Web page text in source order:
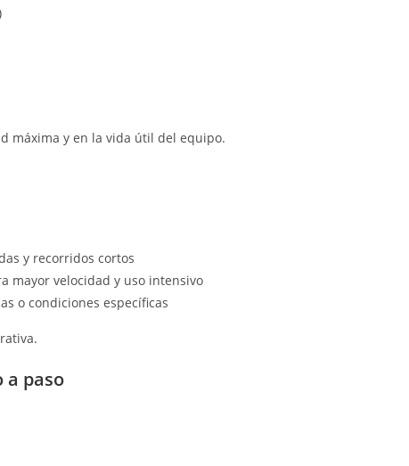
máxima y en la vida útil del equipo.
y recorridos cortos
mayor velocidad y uso intensivo
o condiciones específicas
a paso